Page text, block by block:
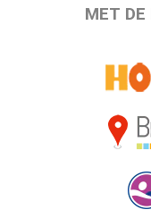
MET DE